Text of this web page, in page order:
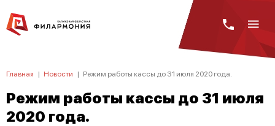
Главная | Новости | Режим работы кассы до 31 июля 2020 года.
Режим работы кассы до 31 июля
2020 года.